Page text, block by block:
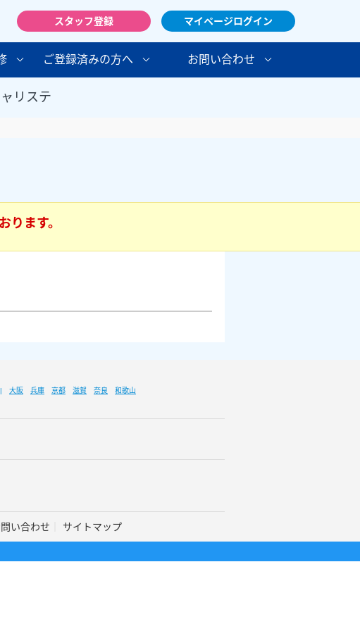
スタッフ登録 マイページログイン
ご登録済みの方へ お問い合わせ
リステ
ります。
大阪 兵庫 京都 滋賀 奈良
和歌山
い合わせ サイトマップ